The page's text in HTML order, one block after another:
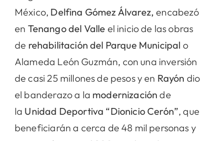
México, Delfina Gómez Álvarez, encabezó
en Tenango del Valle el inicio de las obras
de rehabilitación del Parque Municipal o
Alameda León Guzmán, con una inversión
de casi 25 millones de pesos y en Rayón dio
el banderazo a la modernizaciónde
la Unidad Deportiva “Dionicio Cerón”, que
beneficiarán a cerca de 48 mil personas y